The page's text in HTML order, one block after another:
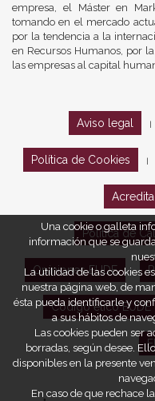
empresa, el Máster en
tomando en el mercado
por la tendencia a la
en Recursos Humanos, por
las empresas al capital
Aviso legal
Política de Cookies
Política de
Opiniones EUDE
Código ético EUDE
Una cookie o galleta
información que se
La utilidad de las cookies
nuestra página web, de
ésta pueda identificarle y
a sus hábitos de
Las cookies pueden ser
borradas, según desee.
disponibles en la presente
En caso de que rechace